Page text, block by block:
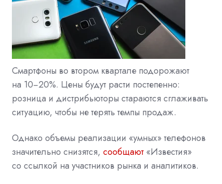
Смартфоны во втором квартале подорожают
на 10−20%. Цены будут расти постепенно:
розница и дистрибьюторы стараются сглаживать
ситуацию, чтобы не терять темпы продаж.
Однако объемы реализации «умных» телефонов
значительно снизятся, сообщают «Известия»
со ссылкой на участников рынка и аналитиков.